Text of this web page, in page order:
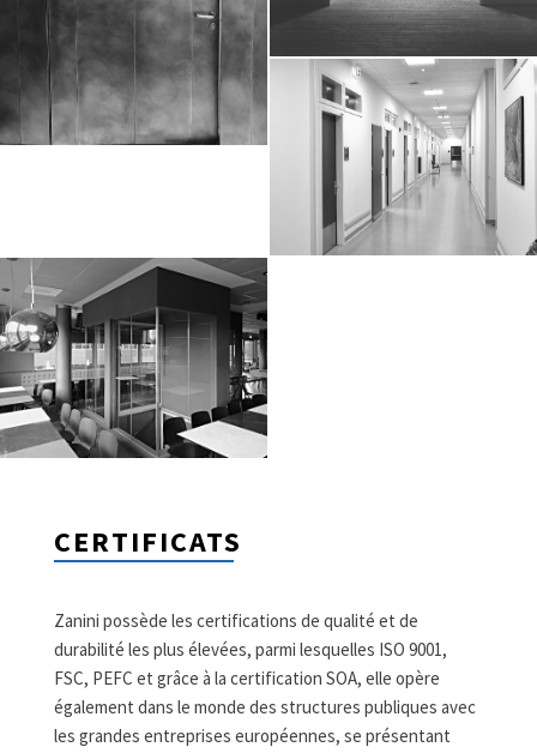
CERTIFICATS
Zanini possède les certifications de qualité et de
durabilité les plus élevées, parmi lesquelles ISO 9001,
FSC, PEFC et grâce à la certification SOA, elle opère
également dans le monde des structures publiques avec
les grandes entreprises européennes, se présentant